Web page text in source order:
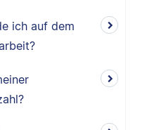
ich auf dem